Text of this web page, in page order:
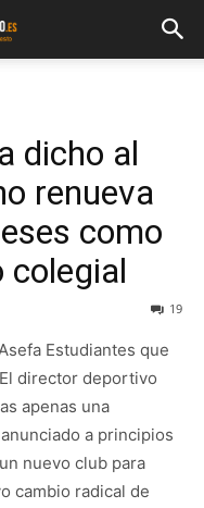
dicho al
renueva
como
colegial
19
Estudiantes que
director deportivo
apenas una
a principios
nuevo club para
cambio radical de